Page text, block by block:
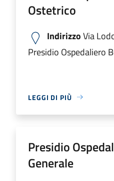
Ostetrico
IndirizzoVia
Presidio Ospedaliero
LEGGI DI PIÙ
Presidio
Generale